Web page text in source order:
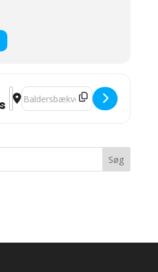
Address - Kinky bånd kl. 20 - 03.
Destination Address - Kinky bånd